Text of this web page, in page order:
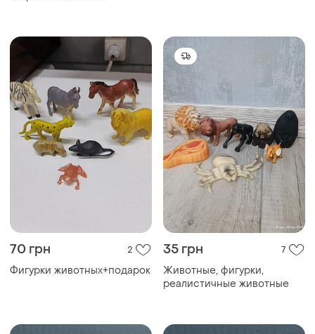
70 грн 2
Фигурки животных+подарок
35 грн 7
Животные, фигурки,
реалистичные животные